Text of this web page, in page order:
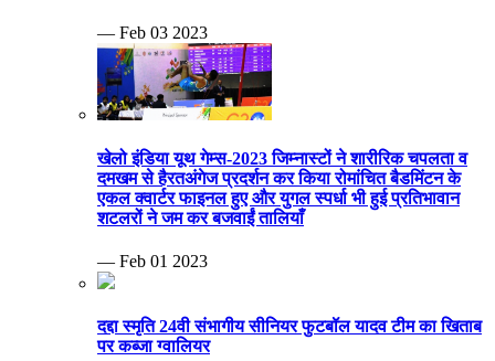
— Feb 03 2023
खेलो इंडिया यूथ गेम्स-2023 जिम्नास्टों ने शारीरिक चपलता व
दमखम से हैरतअंगेज प्रदर्शन कर किया रोमांचित बैडमिंटन के
एकल क्वार्टर फाइनल हुए और युगल स्पर्धा भी हुई प्रतिभावान
शटलरों ने जम कर बजवाईं तालियाँ
— Feb 01 2023
दद्दा स्मृति 24वी संभागीय सीनियर फुटबॉल यादव टीम का खिताब
पर कब्जा ग्वालियर